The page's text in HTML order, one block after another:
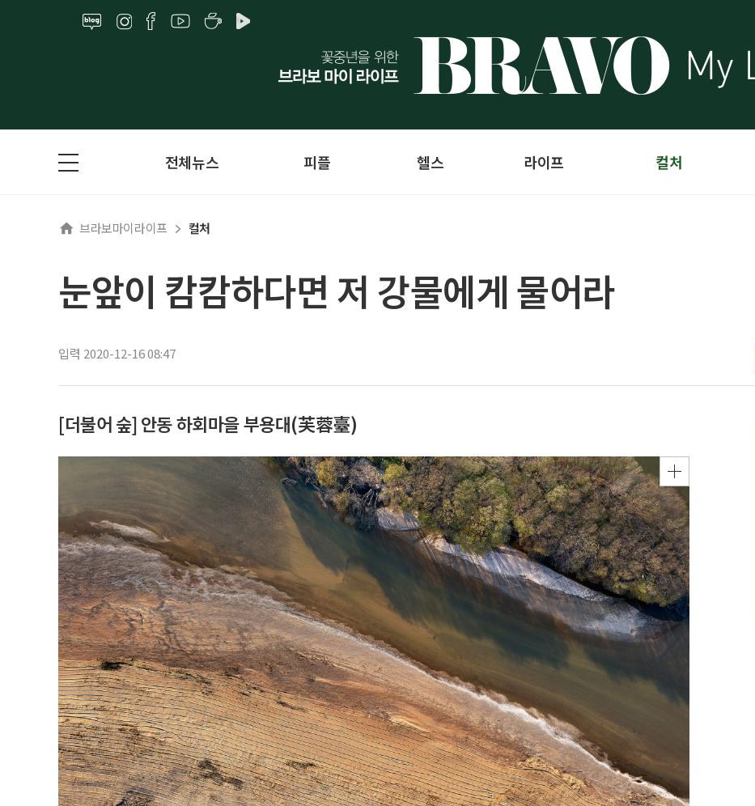
전체뉴스 피플 헬스 라이프 컬처
브라보마이라이프 컬처
눈앞이 캄캄하다면 저 강물에게 물어라
입력 2020-12-16 08:47
[더불어 숲] 안동 하회마을 부용대(芙蓉臺)